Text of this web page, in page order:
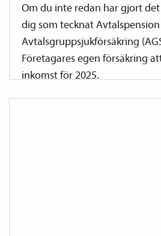
Om du inte redan har gjort
dig som tecknat
Avtalsgrupp­sjuk­försäkring
Företagares egen försäkring
inkomst för 2025.